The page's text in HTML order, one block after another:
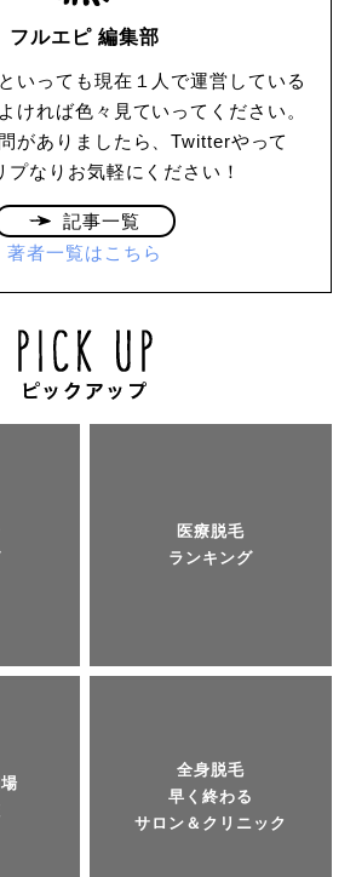
フルエピ 編集部
いっても現在１人で運営している
ければ色々見ていってください。
がありましたら、Twitterやって
プなりお気軽にください！
記事一覧
著者一覧はこちら
医療脱毛
ランキング
全身脱毛
早く終わる
サロン＆クリニック